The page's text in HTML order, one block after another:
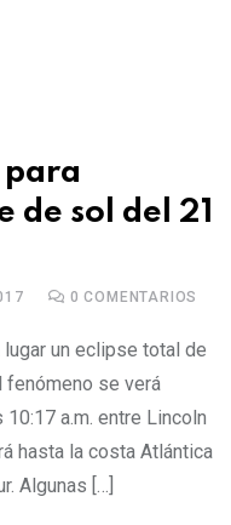
para
de sol del 21
0 COMENTARIOS
un eclipse total de
fenómeno se verá
a.m. entre Lincoln
hasta la costa Atlántica
Algunas […]